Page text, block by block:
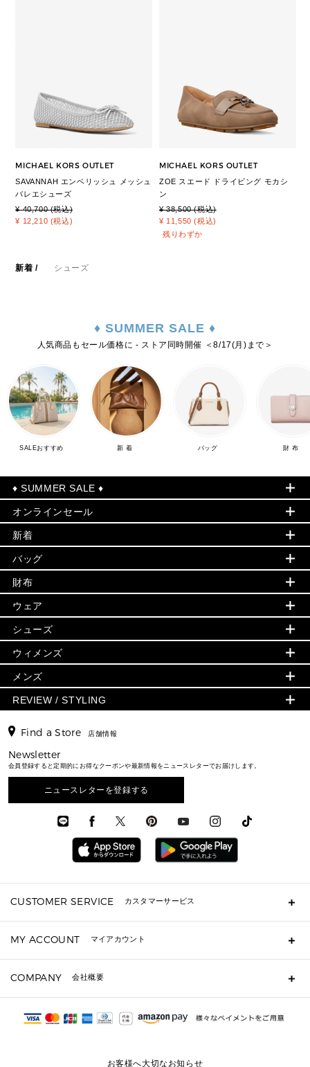
MICHAEL KORS OUTLET
SAVANNAH エンベリッシュ メッシュ
バレエシューズ
¥ 40,700 (税込)
¥ 12,210 (税込)
MICHAEL KORS OUTLET
ZOE スエード ドライビング モカシ
ン
¥ 38,500 (税込)
¥ 11,550 (税込)
残りわずか
新着 / シューズ
♦ SUMMER SALE ♦
人気商品もセール価格に - ストア同時開催 ＜8/17(月)まで＞
SALEおすすめ 新 着 バッグ 財 布
♦ SUMMER SALE ♦
セールおすすめアイテム
▶ ウィメンズ
バッグ
小物
シューズ・靴
ウェア
アクセサリー
時計
▶ メンズ
バッグ
ウェア
アクセサリー
オンラインセール
PRODUCT OF THE MONTH - 今月の特別価格
再値下げアイテム
追加アイテム
▶ ウィメンズすべて(ウェア・シューズ除く)
バッグ
財布・小物
ウェア
シューズ
時計・ジュエリー
アクセサリー
メンズ バッグ
メンズ 財布・小物
メンズ シューズ
メンズ ウェア
メンズ 時計・その他
新着
初夏のスタイル
▶ すべて
▶ ウィメンズすべて
財布・小物
アクセサリー
フレグランス
シューズ
▶ メンズすべて
メンズバッグ
メンズ財布・小物
メンズアクセサリー
メンズウェア
バッグ
人気の定番アイテム
日本限定 - バッグ
▶ ウィメンズすべて
トートバッグ
ショルダーバッグ
クロスボディ・斜め掛け
トラベル
通勤・通学アイテム
3 IN 1 / 2 IN 1 バッグ
▶ メンズすべて
財布
日本限定 - 財布・小物
▶ ウィメンズすべて
GREENWICH
折り財布(二つ折り・三つ折り)
長財布
▶ メンズすべて
ウェア
▶ ウィメンズすべて
トップス
スカート・パンツ
ジャケット・アウター
▶ メンズすべて
シューズ
▶ ウィメンズすべて
サンダル
スニーカー
▶ メンズすべて
シューズレビュー ▸
ウィメンズ
人気の定番アイテム
▶ ウィメンズすべて
新着
日本限定
▶ バッグすべて
通勤・通学アイテム
3 IN 1 バッグ
ミニ財布・フラグメントケース
▶ 小物すべて
定期ケース・カードケース・名刺入れ
▶ シューズ・靴
サンダル
スニーカー
メンズ
▶ メンズすべて
財布・小物
時計・ジュエリー
アクセサリー
REVIEW / STYLING
▶ すべて
スタイリング
エディターレビュー
Find a Store 店舗情報
Newsletter
会員登録すると定期的にお得なクーポンや最新情報をニュースレターでお届けします。
ニュースレターを登録する
CUSTOMER SERVICE カスタマーサービス
ギフト用にラッピングができますか？
ショッピングバッグを購入商品分送ってもらえますか？
注文後に完了メールが受信できないのですが？
サイズ交換はできますか？
MY ACCOUNT マイアカウント
COMPANY 会社概要
会社概要
お客様へ大切なお知らせ